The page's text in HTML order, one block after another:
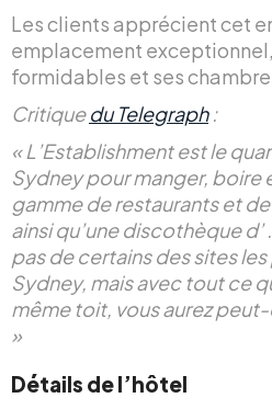
Les clients apprécient cet
emplacement
formidables et ses
Critiquedu Telegraph:
« L’Establishment est le
Sydney pour manger, boire
gamme de restaurants et
ainsi qu’une discothèque
pas de certains des sites
Sydney, mais avec tout ce
même toit, vous aurez
»
Détails de l’hôtel